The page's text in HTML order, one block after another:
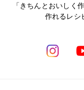
「きちんとおいしく
作れるレシ